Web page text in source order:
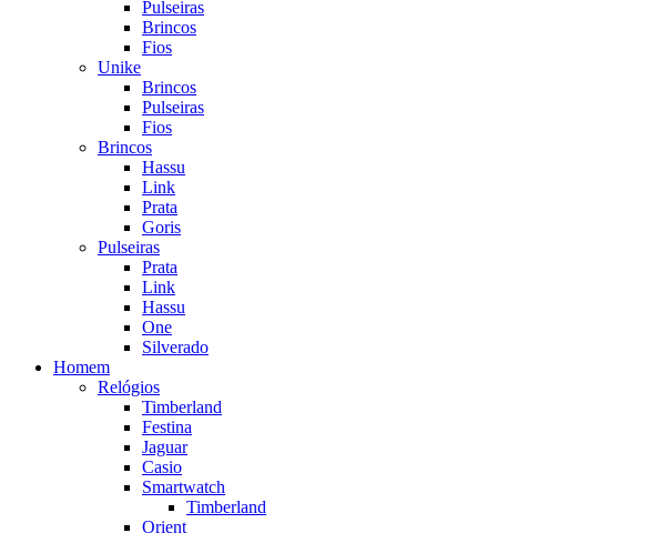
Pulseiras
Brincos
Fios
Unike
Brincos
Pulseiras
Fios
Brincos
Hassu
Link
Prata
Goris
Pulseiras
Prata
Link
Hassu
One
Silverado
Homem
Relógios
Timberland
Festina
Jaguar
Casio
Smartwatch
Timberland
Orient